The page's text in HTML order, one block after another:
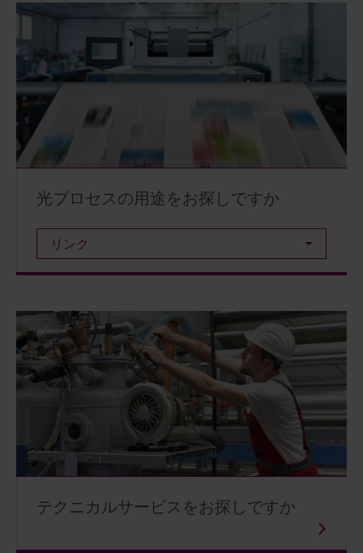
光プロセスの用途をお探しですか
リンク
テクニカルサービスをお探しですか